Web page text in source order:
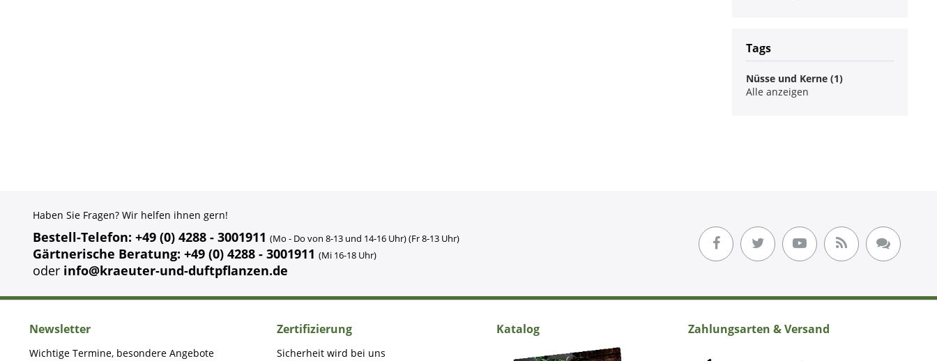
Tags
Nüsse und Kerne (1)
Alle anzeigen
Haben Sie Fragen? Wir helfen ihnen gern!
Bestell-Telefon: +49 (0) 4288 - 3001911 (Mo - Do von 8-13 und 14-16 Uhr) (Fr 8-13 Uhr)
Gärtnerische Beratung: +49 (0) 4288 - 3001911 (Mi 16-18 Uhr)
oder info@kraeuter-und-duftpflanzen.de
Newsletter
Wichtige Termine, besondere Angebote
Zertifizierung
Sicherheit wird bei uns
Katalog Zahlungsarten & Versand